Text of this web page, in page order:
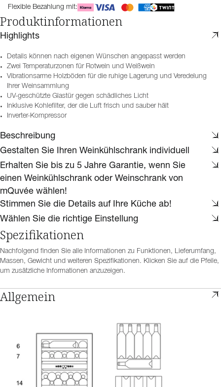
Flexible Bezahlung mit:
Produktinformationen
Highlights
Details können nach eigenen Wünschen angepasst werden
Zwei Temperaturzonen für Rotwein und Weißwein
Vibrationsarme Holzböden für die ruhige Lagerung und Veredelung
Ihrer Weinsammlung
UV-geschützte Glastür gegen schädliches Licht
Inklusive Kohlefilter, der die Luft frisch und sauber hält
Inverter-Kompressor
Beschreibung
Gestalten Sie Ihren Weinkühlschrank individuell
Erhalten Sie bis zu 5 Jahre Garantie, wenn Sie
einen Weinkühlschrank oder Weinschrank von
mQuvée wählen!
Stimmen Sie die Details auf Ihre Küche ab!
Wählen Sie die richtige Einstellung
Spezifikationen
Nachfolgend finden Sie alle Informationen zu Funktionen, Lieferumfang,
Massen, Gewicht und weiteren Spezifikationen. Klicken Sie auf die Pfeile,
um zusätzliche Informationen anzuzeigen.
Allgemein